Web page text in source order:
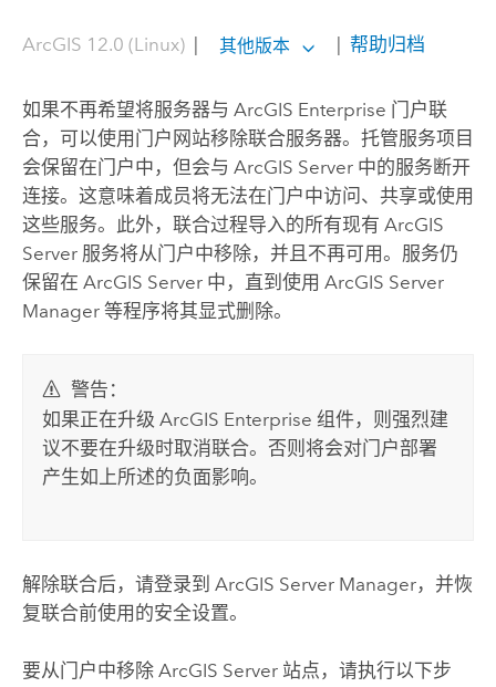
ArcGIS 12.0 (Linux)| 其他版本 帮助归档
如果不再希望将服务器与 ArcGIS Enterprise 门户联
合，可以使用门户网站移除联合服务器。托管服务项目
会保留在门户中，但会与 ArcGIS Server中的服务断开
连接。这意味着成员将无法在门户中访问、共享或使用
这些服务。此外，联合过程导入的所有现有 ArcGIS
Server服务将从门户中移除，并且不再可用。服务仍
保留在 ArcGIS Server中，直到使用 ArcGIS Server
Manager 等程序将其显式删除。
警告：
如果正在升级ArcGIS Enterprise 组件，则强烈建
议不要在升级时取消联合。否则将会对门户部署
产生如上所述的负面影响。
解除联合后，请登录到 ArcGIS ServerManager，并恢
复联合前使用的安全设置。
要从门户中移除 ArcGIS Server站点，请执行以下步